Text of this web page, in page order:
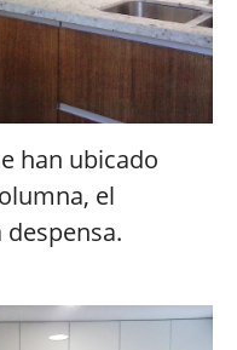
han ubicado
el